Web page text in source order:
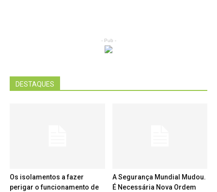
- Pub -
DESTAQUES
Os isolamentos a fazer
perigar o funcionamento de
A Segurança Mundial Mudou.
É Necessária Nova Ordem